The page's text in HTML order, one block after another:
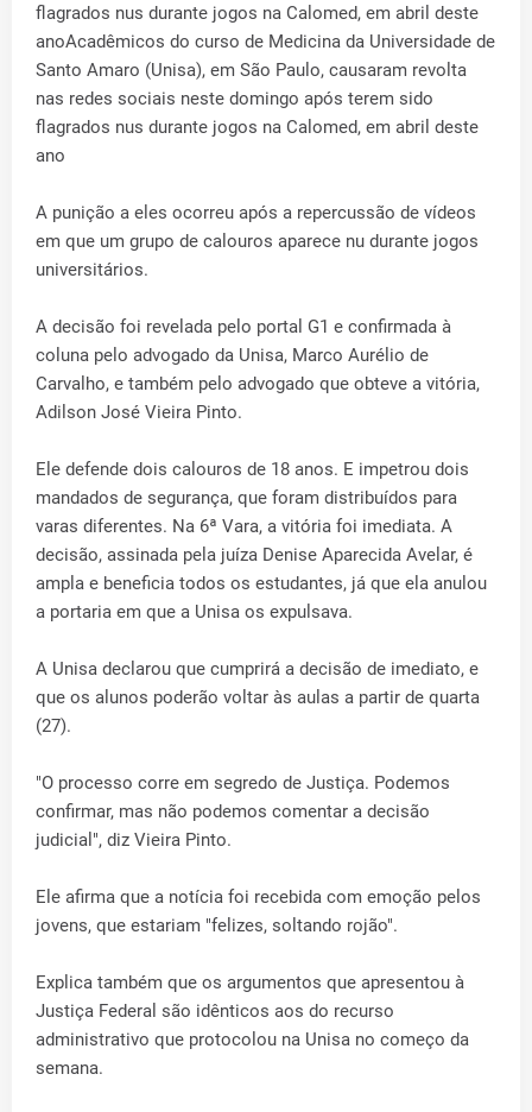
flagrados nus durante jogos na Calomed, em abril deste
anoAcadêmicos do curso de Medicina da Universidade de
Santo Amaro (Unisa), em São Paulo, causaram revolta
nas redes sociais neste domingo após terem sido
flagrados nus durante jogos na Calomed, em abril deste
ano
A punição a eles ocorreu após a repercussão de vídeos
em que um grupo de calouros aparece nu durante jogos
universitários.
A decisão foi revelada pelo portal G1 e confirmada à
coluna pelo advogado da Unisa, Marco Aurélio de
Carvalho, e também pelo advogado que obteve a vitória,
Adilson José Vieira Pinto.
Ele defende dois calouros de 18 anos. E impetrou dois
mandados de segurança, que foram distribuídos para
varas diferentes. Na 6ª Vara, a vitória foi imediata. A
decisão, assinada pela juíza Denise Aparecida Avelar, é
ampla e beneficia todos os estudantes, já que ela anulou
a portaria em que a Unisa os expulsava.
A Unisa declarou que cumprirá a decisão de imediato, e
que os alunos poderão voltar às aulas a partir de quarta
(27).
"O processo corre em segredo de Justiça. Podemos
confirmar, mas não podemos comentar a decisão
judicial", diz Vieira Pinto.
Ele afirma que a notícia foi recebida com emoção pelos
jovens, que estariam "felizes, soltando rojão".
Explica também que os argumentos que apresentou à
Justiça Federal são idênticos aos do recurso
administrativo que protocolou na Unisa no começo da
semana.